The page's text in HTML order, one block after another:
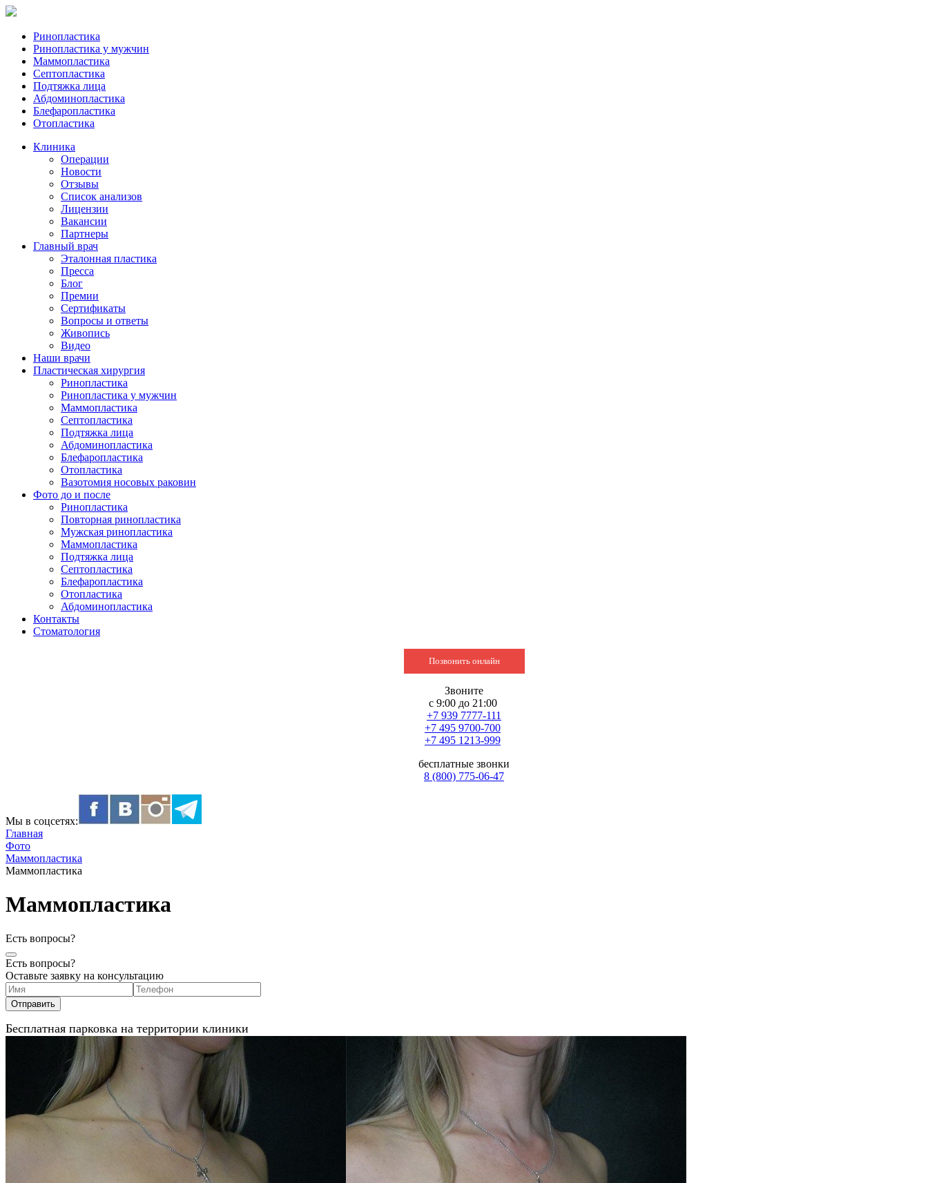
Ринопластика
Ринопластика у мужчин
Маммопластика
Септопластика
Подтяжка лица
Абдоминопластика
Блефаропластика
Отопластика
Клиника
Операции
Новости
Отзывы
Список анализов
Лицензии
Вакансии
Партнеры
Главный врач
Эталонная пластика
Пресса
Блог
Премии
Сертификаты
Вопросы и ответы
Живопись
Видео
Наши врачи
Пластическая хирургия
Ринопластика
Ринопластика у мужчин
Маммопластика
Септопластика
Подтяжка лица
Абдоминопластика
Блефаропластика
Отопластика
Вазотомия носовых раковин
Фото до и после
Ринопластика
Повторная ринопластика
Мужская ринопластика
Маммопластика
Подтяжка лица
Септопластика
Блефаропластика
Отопластика
Абдоминопластика
Контакты
Стоматология
Позвонить онлайн
Звоните
с 9:00 до 21:00
+7 939 7777-111
+7 495 9700-700
+7 495 1213-999
бесплатные звонки
8 (800) 775-06-47
Мы в соцсетях:
Главная
Фото
Маммопластика
Маммопластика
Маммопластика
Есть вопросы?
Есть вопросы?
Оставьте заявку на консультацию
Бесплатная парковка на территории клиники